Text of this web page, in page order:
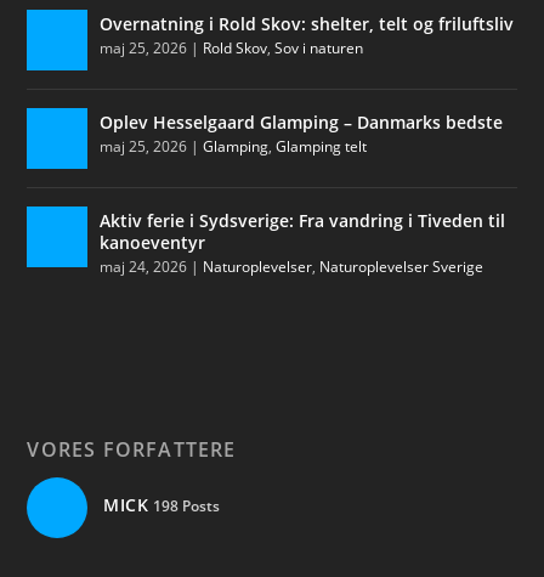
Overnatning i Rold Skov: shelter, telt og friluftsliv
maj 25, 2026 | Rold Skov,Sov i naturen
Oplev Hesselgaard Glamping – Danmarks bedste
maj 25, 2026 |Glamping,Glamping telt
Aktiv ferie i Sydsverige: Fra vandring i Tiveden til
kanoeventyr
maj 24, 2026 | Naturoplevelser, Naturoplevelser Sverige
VORES FORFATTERE
MICK 198 Posts